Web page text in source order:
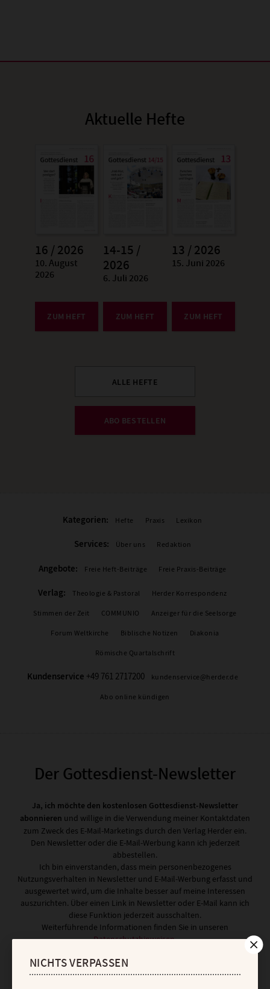
Aktuelle Hefte
16 / 2026
:
10. August
2026
ZUM HEFT
14-15 /
2026
:
6. Juli 2026
ZUM HEFT
13 / 2026
:
15. Juni 2026
ZUM HEFT
ALLE HEFTE
ABO BESTELLEN
Kategorien: Hefte Praxis Lexikon
Services: Über uns Redaktion
Angebote: Freie Heft-Beiträge Freie Praxis-Beiträge
Verlag: Theologie & Pastoral Herder Korrespondenz
Stimmen der Zeit COMMUNIO Anzeiger für die Seelsorge
Forum Weltkirche Biblische Notizen Diakonia
Römische Quartalschrift
Kundenservice +49 761 2717200 kundenservice@herder.de
Abo online kündigen
Der Gottesdienst-Newsletter
Ja, ich möchte den kostenlosen Gottesdienst-Newsletter
abonnieren und willige in die Verwendung meiner Kontaktdaten
zum Zweck des E-Mail-Marketings durch den Verlag Herder ein.
Den Newsletter oder die E-Mail-Werbung kann ich jederzeit
abbestellen.
Ich bin einverstanden, dass mein personenbezogenes
Nutzungsverhalten in Newsletter und E-Mail-Werbung erfasst und
ausgewertet wird, um die Inhalte besser auf meine Interessen
auszurichten. Über einen Link in Newsletter oder E-Mail kann ich
diese Funktion jederzeit ausschalten.
Weiterführende Informationen finden Sie in unseren
Datenschutzhinweisen.
E-MAIL
NICHTS VERPASSEN